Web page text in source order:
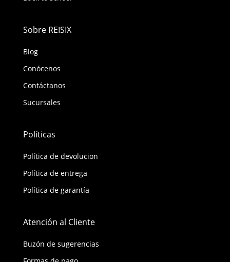
Sobre REISIX
Blog
Conócenos
Contáctanos
Sucursales
Políticas
Política de devolucion
Política de entrega
Política de garantía
Atención al Cliente
Buzón de sugerencias